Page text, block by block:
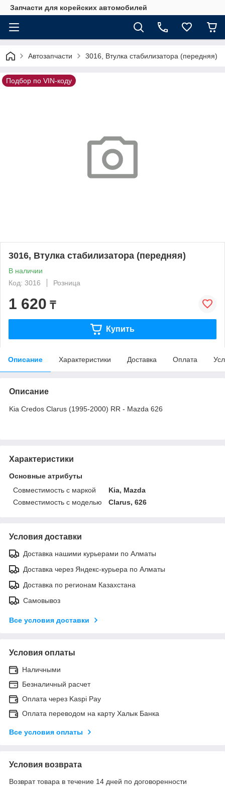
Запчасти для корейских автомобилей
Автозапчасти 3016, Втулка стабилизатора (передняя)
Подбор по VIN-коду
3016, Втулка стабилизатора (передняя)
В наличии
Код: 3016
Розница
1 620 ₸
Купить
Описание Характеристики Доставка Оплата
Описание
Kia Credos Clarus (1995-2000) RR - Mazda 626
Характеристики
Основные атрибуты
Совместимость с маркой
Kia, Mazda
Совместимость с моделью
Clarus, 626
Условия доставки
Доставка нашими курьерами по Алматы
Доставка через Яндекс-курьера по Алматы
Доставка по регионам Казахстана
Самовывоз
Все условия доставки
Условия оплаты
Наличными
Безналичный расчет
Оплата через Kaspi Pay
Оплата переводом на карту Халык Банка
Все условия оплаты
Условия возврата
Возврат товара в течение 14 дней по договоренности